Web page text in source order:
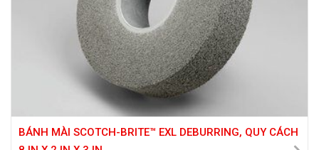
BÁNH MÀI SCOTCH-BRITE™ EXL DEBURRING, QUY CÁCH